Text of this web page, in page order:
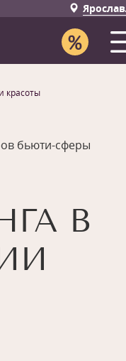
красоты
бьюти-сферы
В